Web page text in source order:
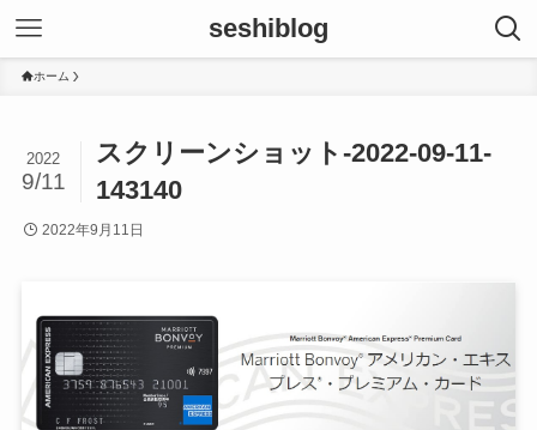
seshiblog
ホーム
スクリーンショット-2022-09-11-
143140
2022
9/11
2022年9月11日